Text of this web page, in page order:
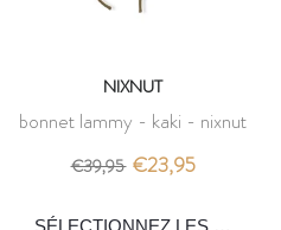
NIXNUT
bonnet lammy - kaki - nixnut
€39,95 €23,95